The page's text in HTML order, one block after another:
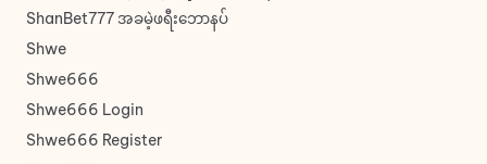
ShanBet777 အခမဲ့ဖရီးဘောနပ်
Shwe
Shwe666
Shwe666 Login
Shwe666 Register